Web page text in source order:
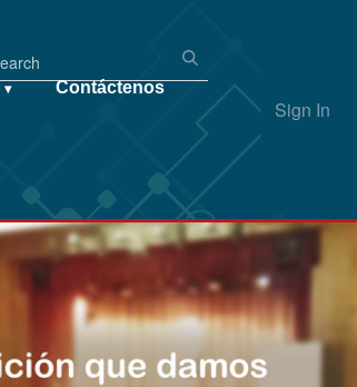
Sign In
▾ Contáctenos